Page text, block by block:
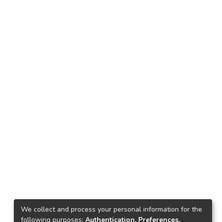
We collect and process your personal information for the
following purposes: Authentication, Preferences,